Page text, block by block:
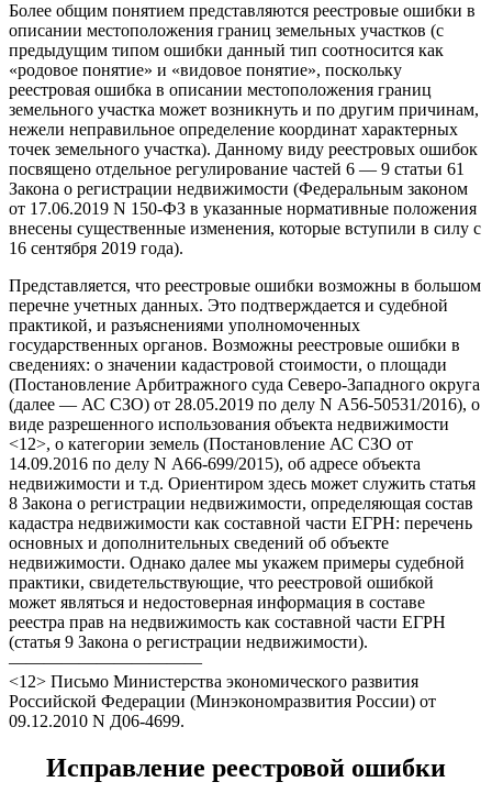
Более общим понятием представляются реестровые ошибки в
описании местоположения границ земельных участков (с
предыдущим типом ошибки данный тип соотносится как
«родовое понятие» и «видовое понятие», поскольку
реестровая ошибка в описании местоположения границ
земельного участка может возникнуть и по другим причинам,
нежели неправильное определение координат характерных
точек земельного участка). Данному виду реестровых ошибок
посвящено отдельное регулирование частей 6 — 9 статьи 61
Закона о регистрации недвижимости (Федеральным законом
от 17.06.2019 N 150-ФЗ в указанные нормативные положения
внесены существенные изменения, которые вступили в силу с
16 сентября 2019 года).
Представляется, что реестровые ошибки возможны в большом
перечне учетных данных. Это подтверждается и судебной
практикой, и разъяснениями уполномоченных
государственных органов. Возможны реестровые ошибки в
сведениях: о значении кадастровой стоимости, о площади
(Постановление Арбитражного суда Северо-Западного округа
(далее — АС СЗО) от 28.05.2019 по делу N А56-50531/2016), о
виде разрешенного использования объекта недвижимости
<12>, о категории земель (Постановление АС СЗО от
14.09.2016 по делу N А66-699/2015), об адресе объекта
недвижимости и т.д. Ориентиром здесь может служить статья
8 Закона о регистрации недвижимости, определяющая состав
кадастра недвижимости как составной части ЕГРН: перечень
основных и дополнительных сведений об объекте
недвижимости. Однако далее мы укажем примеры судебной
практики, свидетельствующие, что реестровой ошибкой
может являться и недостоверная информация в составе
реестра прав на недвижимость как составной части ЕГРН
(статья 9 Закона о регистрации недвижимости).
———————————
<12> Письмо Министерства экономического развития
Российской Федерации (Минэкономразвития России) от
09.12.2010 N Д06-4699.
Исправление реестровой ошибки